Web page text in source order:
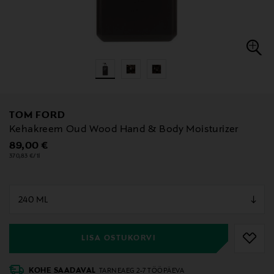
TOM FORD
Kehakreem Oud Wood Hand & Body Moisturizer
Original Price
89,00 €
370,83 €/1l
LISA OSTUKORVI
KOHE SAADAVAL TARNEAEG 2-7 TÖÖPÄEVA